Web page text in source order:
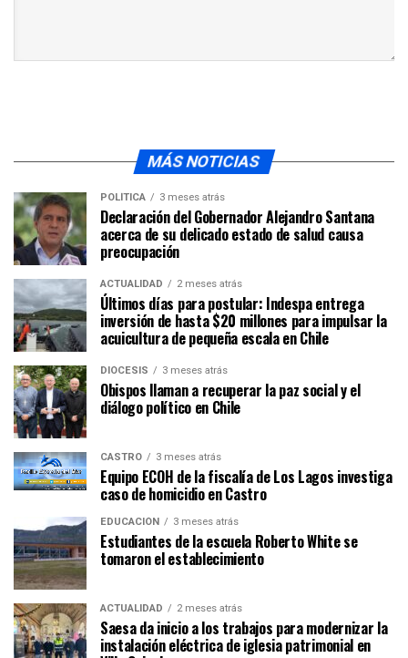
MÁS NOTICIAS
POLÍTICA 3 meses atrás
Declaración del Gobernador Alejandro Santana
acerca de su delicado estado de salud causa
preocupación
ACTUALIDAD 2 meses atrás
Últimos días para postular: Indespa entrega
inversión de hasta $20 millones para impulsar la
acuicultura de pequeña escala en Chile
DIÓCESIS 3 meses atrás
Obispos llaman a recuperar la paz social y el
diálogo político en Chile
CASTRO 3 meses atrás
Equipo ECOH de la fiscalía de Los Lagos investiga
caso de homicidio en Castro
EDUCACIÓN 3 meses atrás
Estudiantes de la escuela Roberto White se
tomaron el establecimiento
ACTUALIDAD 2 meses atrás
Saesa da inicio a los trabajos para modernizar la
instalación eléctrica de iglesia patrimonial en